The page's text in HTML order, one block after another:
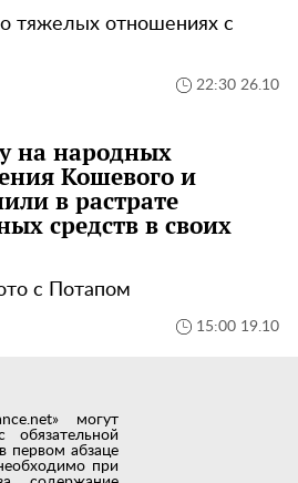
тяжелых отношениях с
22:30 26.10
на народных
Кошевого и
в растрате
средств в своих
с Потапом
15:00 19.10
могут
обязательной
первом абзаце
при